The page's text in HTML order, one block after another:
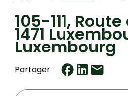
105-111,
1471
Luxembourg
Partager